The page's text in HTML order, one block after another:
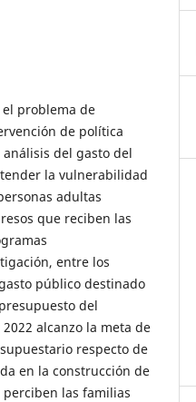
problema de
de política
del gasto del
la vulnerabilidad
adultas
que reciben las
entre los
público destinado
del
alcanzo la meta de
respecto de
en la construcción de
las familias